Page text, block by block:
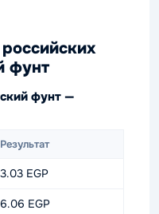
фунт
фунт —
Результат
3.03 EGP
6.06 EGP